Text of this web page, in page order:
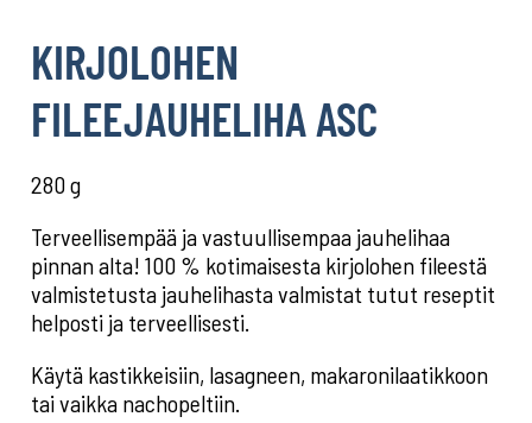
KIRJOLOHEN
FILEEJAUHELIHA ASC
280 g
Terveellisempää ja vastuullisempaa jauhelihaa
pinnan alta! 100 % kotimaisesta kirjolohen fileestä
valmistetusta jauhelihasta valmistat tutut reseptit
helposti ja terveellisesti.
Käytä kastikkeisiin, lasagneen, makaronilaatikkoon
tai vaikka nachopeltiin.